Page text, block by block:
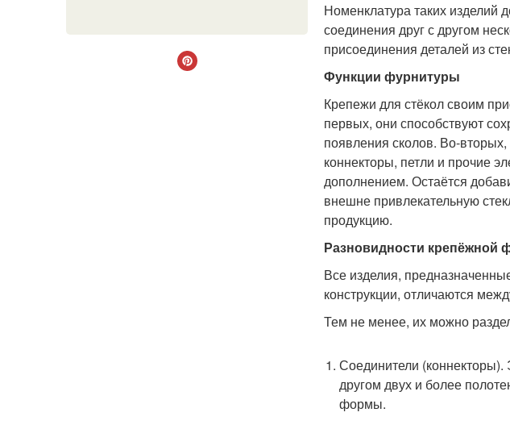
Номенклатура таких изделий
соединения друг с другом
присоединения деталей из
Функции фурнитуры
Крепежи для стёкол своим
первых, они способствуют
появления сколов. Во-
коннекторы, петли и прочие
дополнением. Остаётся
внешне привлекательную
продукцию.
Разновидности крепёжной
Все изделия,
конструкции, отличаются
Тем не менее, их можно
Соединители
другом двух и более
формы.